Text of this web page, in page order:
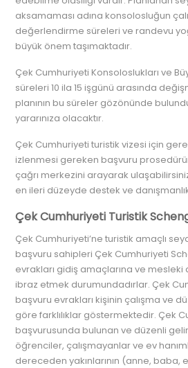
aksamaması adına konsolosluğun
değerlendirme süreleri ve randevu
büyük önem taşımaktadır.
Çek Cumhuriyeti Konsoloslukları ve
süreleri 10 ila 15 işgünü arasında
planının bu süreler gözönünde
yararınıza olacaktır.
Çek Cumhuriyeti turistik vizesi için
izlenmesi gereken başvuru
çağrı merkezini arayarak
en ileri düzeyde destek ve
Çek Cumhuriyeti Turistik
Çek Cumhuriyeti’ne turistik amaçlı
başvuru sahipleri Çek Cumhuriyeti
evrakları gidiş amaçlarına ve mesleki
ibraz etmek durumundadırlar. Çek
başvuru evrakları kişinin çalışma ve
göre farklılıklar göstermektedir. Çek
başvurusunda bulunan ve düzenli
öğrenciler, çalışmayanlar ve ev
dereceden yakınlarının (anne, baba,